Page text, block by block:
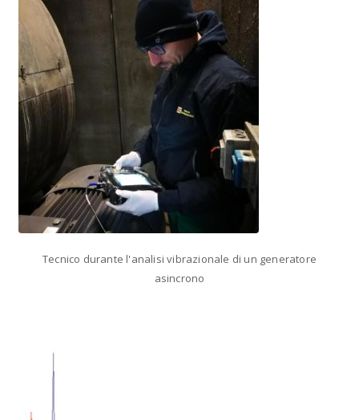
Tecnico durante l'analisi vibrazionale di un generatore
asincrono